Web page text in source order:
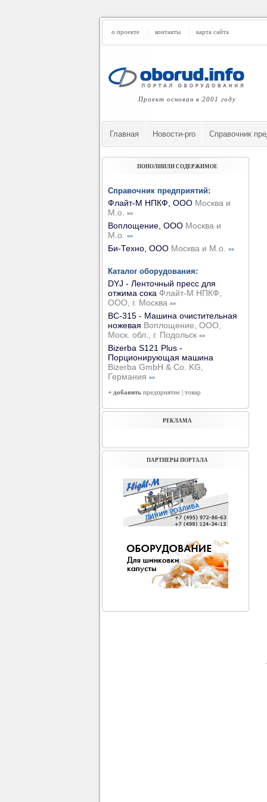
о проекте контакты карта сайта
Проект основан в 2001 году
Главная Новости-pro Cправочник
ПОПОЛНИЛИ СОДЕРЖИМОЕ
Справочник предприятий:
Флайт-М НПКФ, ООО Москва и
М.о.
»»
Воплощение, ООО Москва и
М.о.
»»
Би-Техно, ООО Москва и М.о. »»
Каталог оборудования:
DYJ - Ленточный пресс для
отжима сока Флайт-М НПКФ,
ООО, г. Москва »»
ВС-315 - Машина очистительная
ножевая Воплощение, ООО,
Моск. обл., г. Подольск »»
Bizerba S121 Plus -
Порционирующая машина
Bizerba GmbH & Co. KG,
Германия »»
+ добавить предприятие | товар
РЕКЛАМА
ПАРТНЕРЫ ПОРТАЛА